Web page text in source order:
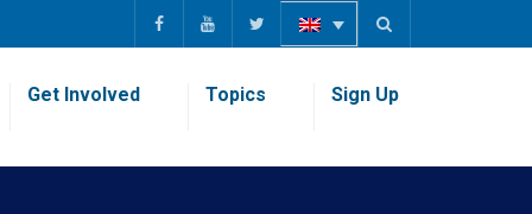
Get Involved Topics Sign Up